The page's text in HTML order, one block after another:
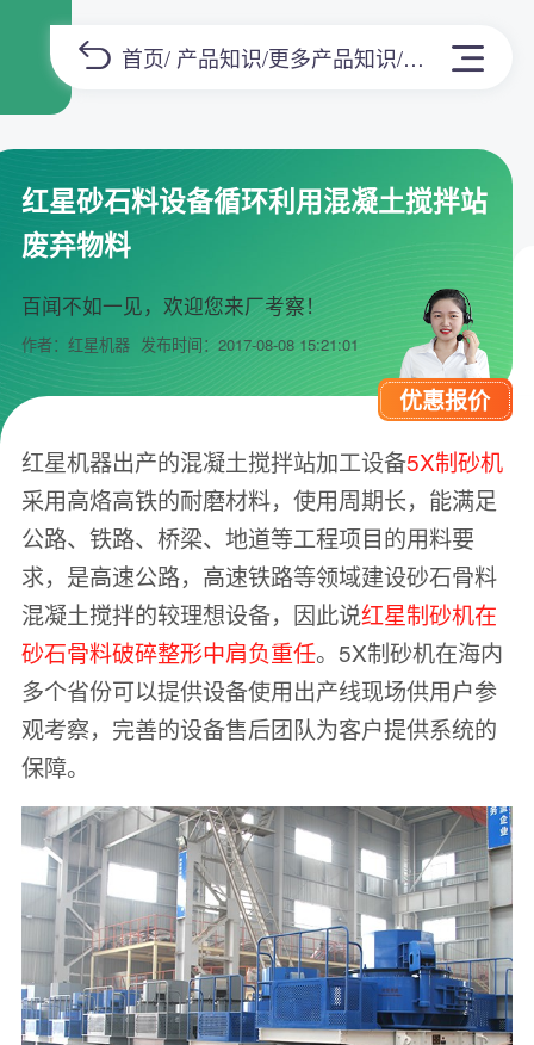
首页/ 产品知识/更多产品知识/正文
红星砂石料设备循环利用混凝土搅拌站
废弃物料
百闻不如一见，欢迎您来厂考察！
作者：红星机器 发布时间：2017-08-08 15:21:01
优惠报价
红星机器出产的混凝土搅拌站加工设备5X制砂机
采用高烙高铁的耐磨材料，使用周期长，能满足
公路、铁路、桥梁、地道等工程项目的用料要
求，是高速公路，高速铁路等领域建设砂石骨料
混凝土搅拌的较理想设备，因此说红星制砂机在
砂石骨料破碎整形中肩负重任。5X制砂机在海内
多个省份可以提供设备使用出产线现场供用户参
观考察，完善的设备售后团队为客户提供系统的
保障。